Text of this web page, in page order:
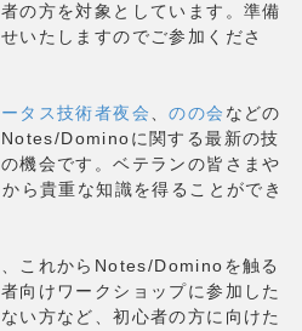
の方を対象としています。準備
いたしますのでご参加くださ
タス技術者夜会、のの会 などの
Dominoに関する最新の技
機会です。ベテランの皆さまや
ら貴重な知識を得ることができ
これからNotes/Dominoを触る
向けワークショップに参加した
い方など、初心者の方に向けた